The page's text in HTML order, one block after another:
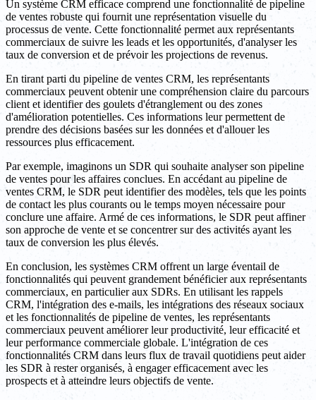
Un système CRM efficace comprend une fonctionnalité de pipeline
de ventes robuste qui fournit une représentation visuelle du
processus de vente. Cette fonctionnalité permet aux représentants
commerciaux de suivre les leads et les opportunités, d'analyser les
taux de conversion et de prévoir les projections de revenus.
En tirant parti du pipeline de ventes CRM, les représentants
commerciaux peuvent obtenir une compréhension claire du parcours
client et identifier des goulets d'étranglement ou des zones
d'amélioration potentielles. Ces informations leur permettent de
prendre des décisions basées sur les données et d'allouer les
ressources plus efficacement.
Par exemple, imaginons un SDR qui souhaite analyser son pipeline
de ventes pour les affaires conclues. En accédant au pipeline de
ventes CRM, le SDR peut identifier des modèles, tels que les points
de contact les plus courants ou le temps moyen nécessaire pour
conclure une affaire. Armé de ces informations, le SDR peut affiner
son approche de vente et se concentrer sur des activités ayant les
taux de conversion les plus élevés.
En conclusion, les systèmes CRM offrent un large éventail de
fonctionnalités qui peuvent grandement bénéficier aux représentants
commerciaux, en particulier aux SDRs. En utilisant les rappels
CRM, l'intégration des e-mails, les intégrations des réseaux sociaux
et les fonctionnalités de pipeline de ventes, les représentants
commerciaux peuvent améliorer leur productivité, leur efficacité et
leur performance commerciale globale. L'intégration de ces
fonctionnalités CRM dans leurs flux de travail quotidiens peut aider
les SDR à rester organisés, à engager efficacement avec les
prospects et à atteindre leurs objectifs de vente.